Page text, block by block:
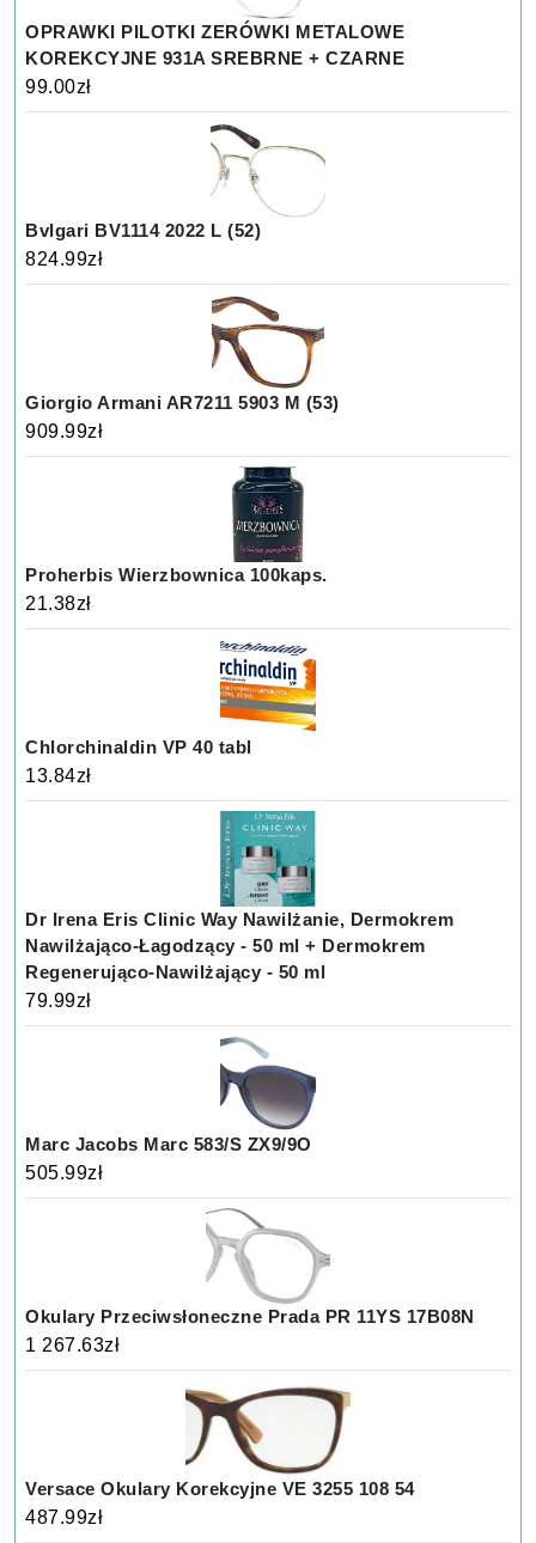
OPRAWKI PILOTKI ZERÓWKI METALOWE
KOREKCYJNE 931A SREBRNE + CZARNE
99.00zł
Bvlgari BV1114 2022 L (52)
824.99zł
Giorgio Armani AR7211 5903 M (53)
909.99zł
Proherbis Wierzbownica 100kaps.
21.38zł
Chlorchinaldin VP 40 tabl
13.84zł
Dr Irena Eris Clinic Way Nawilżanie, Dermokrem
Nawilżająco-Łagodzący - 50 ml + Dermokrem
Regenerująco-Nawilżający - 50 ml
79.99zł
Marc Jacobs Marc 583/S ZX9/9O
505.99zł
Okulary Przeciwsłoneczne Prada PR 11YS 17B08N
1 267.63zł
Versace Okulary Korekcyjne VE 3255 108 54
487.99zł